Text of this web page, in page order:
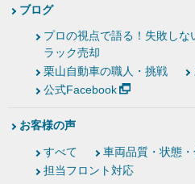
ブログ
プロの視点で語る！失敗しな
ラック売却
栗山自動車の職人・挑戦
公式Facebook
お客様の声
すべて 車両品質・状態
担当フロント対応